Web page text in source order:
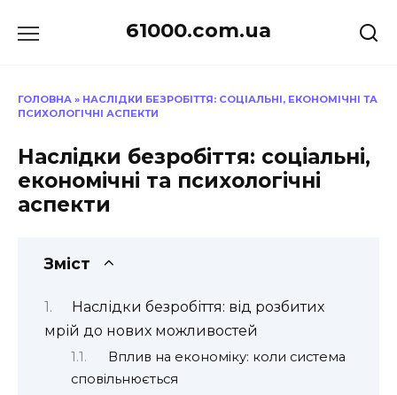
до
61000.com.ua
ГОЛОВНА » НАСЛІДКИ БЕЗРОБІТТЯ: СОЦІАЛЬНІ, ЕКОНОМІЧНІ ТА
ПСИХОЛОГІЧНІ АСПЕКТИ
Наслідки безробіття: соціальні,
економічні та психологічні
аспекти
Зміст
Наслідки безробіття: від розбитих
мрій до нових можливостей
Вплив на економіку: коли система
сповільнюється